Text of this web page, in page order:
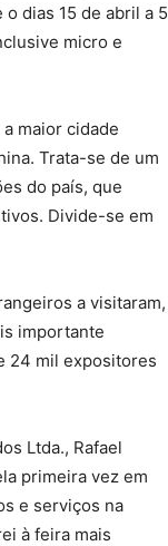
dias 15 de abril a 5
micro e
maior cidade
Trata-se de um
do país, que
Divide-se em
a visitaram,
importante
24 mil expositores
Ltda., Rafael
primeira vez em
e serviços na
à feira mais